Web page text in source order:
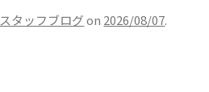
スタッフブログon 2026/08/07.